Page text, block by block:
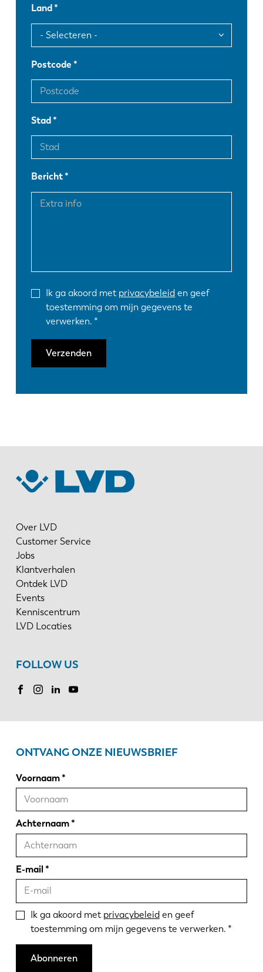
Land
Postcode
Stad
Bericht
Ik ga akoord met privacybeleid en geef
toestemming om mijn gegevens te
verwerken.
Verzenden
Over LVD
Customer Service
Jobs
Klantverhalen
Ontdek LVD
Events
Kenniscentrum
LVD Locaties
FOLLOW US
ONTVANG ONZE NIEUWSBRIEF
Voornaam
Achternaam
E-mail
Ik ga akoord met privacybeleid en geef
toestemming om mijn gegevens te verwerken.
Abonneren